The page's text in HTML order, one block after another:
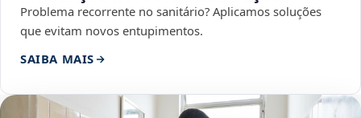
Problema recorrente no sanitário? Aplicamos soluções
que evitam novos entupimentos.
SAIBA MAIS